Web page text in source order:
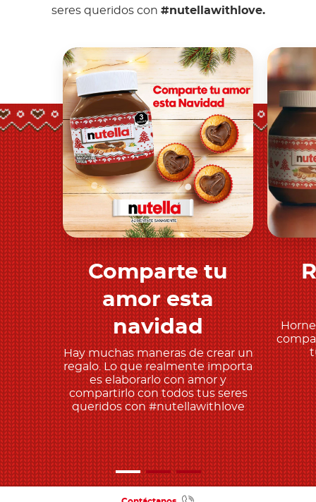
seres queridos con #nutellawithlove.
Descubre más
Comparte tu
amor esta
navidad
Hay muchas maneras de crear un
regalo. Lo que realmente importa
es elaborarlo con amor y
compartirlo con todos tus seres
queridos con #nutellawithlove